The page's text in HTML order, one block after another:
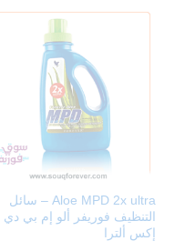
Aloe MPD 2x ultra – سائل
إكس ألترا